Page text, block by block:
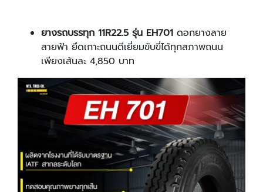
ยางรถบรรทุก 11R22.5 รุ่น EH701 ดอกยางลาย
สายฟ้า ยึดเกาะถนนดีเยี่ยมขับขี่ได้ทุกสภาพถนน
เพียงเส้นละ 4,850 บาท